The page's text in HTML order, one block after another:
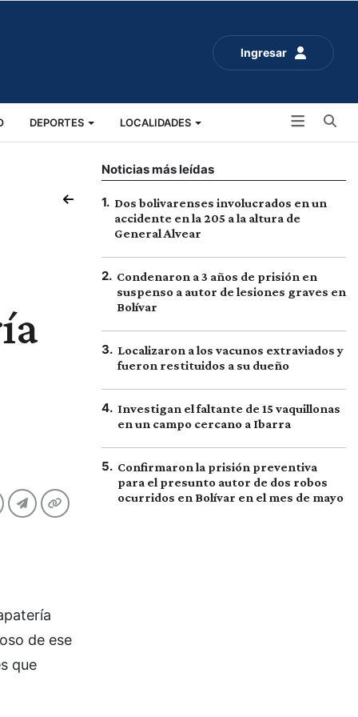
Ingresar
DEPORTES LOCALIDADES
de ese
que
Noticias más leídas
1. Dos bolivarenses involucrados en un
accidente en la 205 a la altura de
General Alvear
2. Condenaron a 3 años de prisión en
suspenso a autor de lesiones graves en
Bolívar
3. Localizaron a los vacunos extraviados y
fueron restituidos a su dueño
4. Investigan el faltante de 15 vaquillonas
en un campo cercano a Ibarra
5. Confirmaron la prisión preventiva
para el presunto autor de dos robos
ocurridos en Bolívar en el mes de mayo